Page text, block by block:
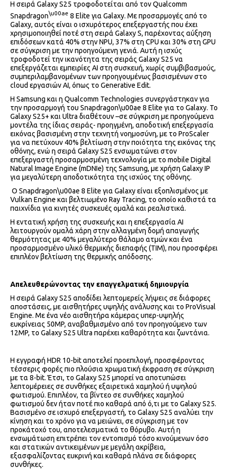
Η σειρά Galaxy S25 τροφοδοτείται από τον Qualcomm
Snapdragon\u00ae 8 Elite για Galaxy. Με προσαρμογές από το
Galaxy, αυτός είναι ο ισχυρότερος επεξεργαστής που έχει
χρησιμοποιηθεί ποτέ στη σειρά Galaxy S, παρέχοντας αύξηση
επιδόσεων κατά 40% στην NPU, 37% στη CPU και 30% στη GPU
σε σύγκριση με την προηγούμενη γενιά. Αυτή η ισχύς
τροφοδοτεί την ικανότητα της σειράς Galaxy S25 να
επεξεργάζεται εμπειρίες AI στη συσκευή, χωρίς συμβιβασμούς,
συμπεριλαμβανομένων των προηγουμένως βασισμένων στο
cloud εργασιών AI, όπως το Generative Edit.
Η Samsung και η Qualcomm Technologies συνεργάστηκαν για
την προσαρμογή του Snapdragon\u00ae 8 Elite για το Galaxy. To
Galaxy S25+ και Ultra διαθέτουν –σε σύγκριση με προηγούμενα
μοντέλα της ίδιας σειράς- προηγμένη, αποδοτική επεξεργασία
εικόνας βασισμένη στην τεχνητή νοημοσύνη, με το ProScaler
για να πετύχουν 40% βελτίωση στην ποιότητα της εικόνας της
οθόνης, ενώ η σειρά Galaxy S25 ενσωματώνει στον
επεξεργαστή προσαρμοσμένη τεχνολογία με το mobile Digital
Natural Image Engine (mDNIe) της Samsung, με χρήση Galaxy IP
για μεγαλύτερη αποδοτικότητα της ισχύος της οθόνης.
Ο Snapdragon\u00ae 8 Elite για Galaxy είναι εξοπλισμένος με
Vulkan Engine και βελτιωμένο Ray Tracing, το οποίο καθιστά τα
παιχνίδια για κινητές συσκευές ομαλά και ρεαλιστικά.
Η εντατική χρήση της συσκευής και η επεξεργασία AI
λειτουργούν ομαλά χάρη στην αλλαγμένη δομή απαγωγής
θερμότητας με 40% μεγαλύτερο θάλαμο ατμών και ένα
προσαρμοσμένο υλικό θερμικής διεπαφής (TIM), που προσφέρει
επιπλέον βελτίωση της θερμικής απόδοσης.
Απελευθερώνοντας την επαγγελματική δημιουργία
Η σειρά Galaxy S25 αποδίδει λεπτομερείς λήψεις σε διάφορες
αποστάσεις, με αισθητήρες υψηλής ανάλυσης και το ProVisual
Engine. Με ένα νέο αισθητήρα κάμερας υπερ-υψηλής
ευκρίνειας 50MP, αναβαθμισμένο από τον προηγούμενο των
12MP, το Galaxy S25 Ultra παρέχει καθαρότητα και ζωντάνια.
Η εγγραφή HDR 10-bit αποτελεί προεπιλογή, προσφέροντας
τέσσερις φορές πιο πλούσια χρωματική έκφραση σε σύγκριση
με τα 8-bit. Έτσι, το Galaxy S25 μπορεί να αποτυπώσει
λεπτομέρειες σε συνθήκες εξαιρετικά χαμηλού ή υψηλού
φωτισμού. Επιπλέον, τα βίντεο σε συνθήκες χαμηλού
φωτισμού δεν ήταν ποτέ πιο καθαρά από ό,τι με το Galaxy S25.
Βασισμένο σε ισχυρό επεξεργαστή, το Galaxy S25 αναλύει την
κίνηση και το χρόνο για να μειώνει, σε σύγκριση με τον
προκάτοχό του, αποτελεσματικά το θόρυβο. Αυτή η
ενσωμάτωση επιτρέπει τον εντοπισμό τόσο κινούμενων όσο
και στατικών αντικειμένων με μεγάλη ακρίβεια,
εξασφαλίζοντας ευκρινή και καθαρά πλάνα σε διάφορες
συνθήκες.